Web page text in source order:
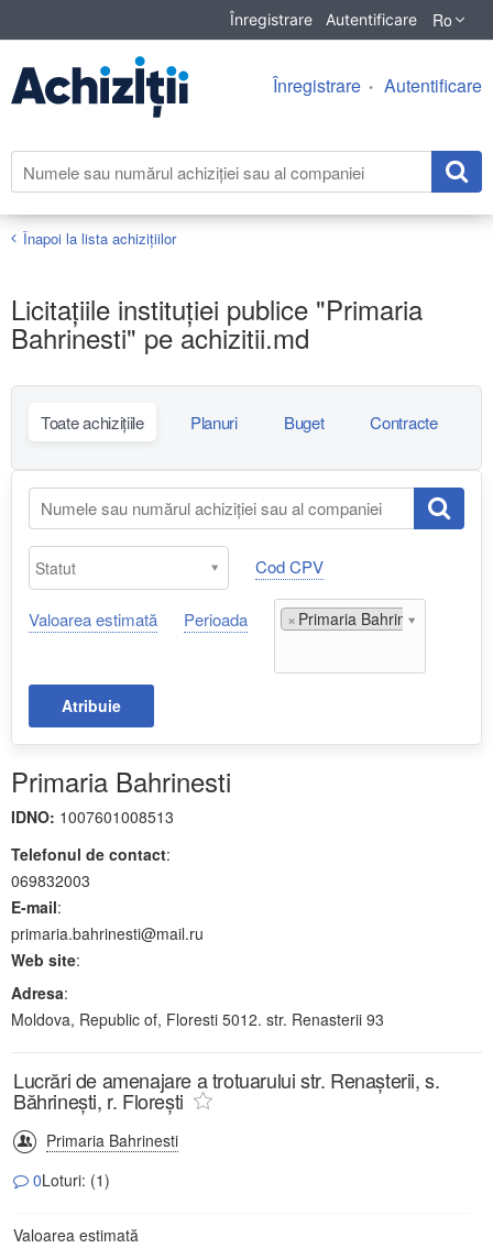
Înregistrare Autentificare Ro
Înregistrare Autentificare
Înapoi la lista achiziţiilor
Licitațiile instituției publice "Primaria
Bahrinesti" pe achizitii.md
Toate achizițiile Planuri Buget Contracte
Cod CPV
Valoarea estimată Perioada × Primaria Bahrinesti;
Atribuie
Primaria Bahrinesti
IDNO: 1007601008513
Telefonul de contact:
069832003
E-mail:
primaria.bahrinesti@mail.ru
Web site:
Adresa:
Moldova, Republic of, Floresti 5012. str. Renasterii 93
Lucrări de amenajare a trotuarului str. Renașterii, s.
Băhrinești, r. Florești
Primaria Bahrinesti
0Loturi: (1)
Valoarea estimată